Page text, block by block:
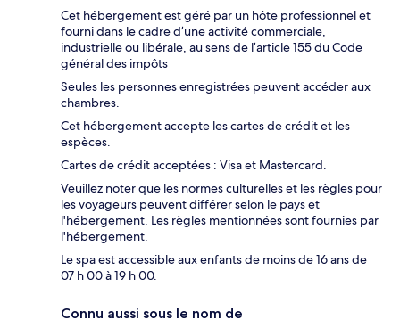
Cet hébergement est géré par un hôte professionnel et
fourni dans le cadre d’une activité commerciale,
industrielle ou libérale, au sens de l’article 155 du Code
général des impôts
Seules les personnes enregistrées peuvent accéder aux
chambres.
Cet hébergement accepte les cartes de crédit et les
espèces.
Cartes de crédit acceptées : Visa et Mastercard.
Veuillez noter que les normes culturelles et les règles pour
les voyageurs peuvent différer selon le pays et
l'hébergement. Les règles mentionnées sont fournies par
l'hébergement.
Le spa est accessible aux enfants de moins de 16 ans de
07 h 00 à 19 h 00.
Connu aussi sous le nom de